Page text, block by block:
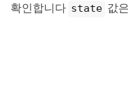
확인합니다 state 값